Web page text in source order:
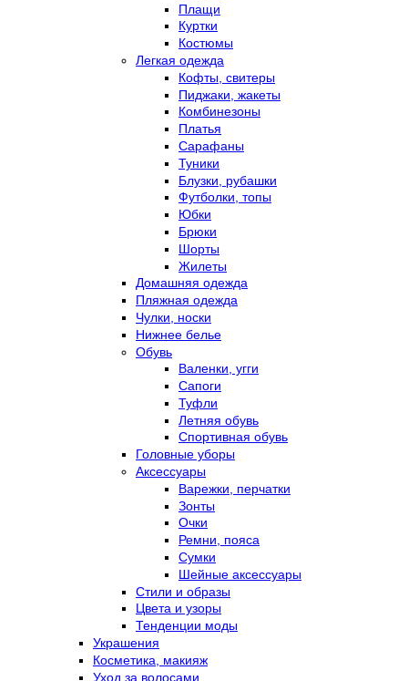
Плащи
Куртки
Костюмы
Легкая одежда
Кофты, свитеры
Пиджаки, жакеты
Комбинезоны
Платья
Сарафаны
Туники
Блузки, рубашки
Футболки, топы
Юбки
Брюки
Шорты
Жилеты
Домашняя одежда
Пляжная одежда
Чулки, носки
Нижнее белье
Обувь
Валенки, угги
Сапоги
Туфли
Летняя обувь
Спортивная обувь
Головные уборы
Аксессуары
Варежки, перчатки
Зонты
Очки
Ремни, пояса
Сумки
Шейные аксессуары
Стили и образы
Цвета и узоры
Тенденции моды
Украшения
Косметика, макияж
Уход за волосами